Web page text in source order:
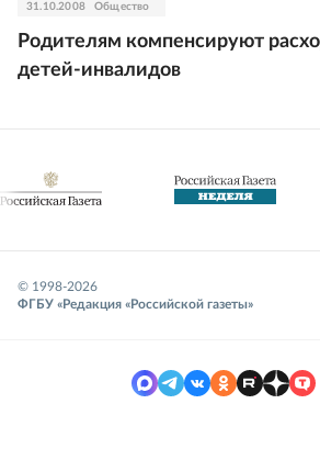
31.10.2008 Общество
Родителям компенсируют
детей-инвалидов
© 1998-2026
ФГБУ «Редакция «Российской газеты»